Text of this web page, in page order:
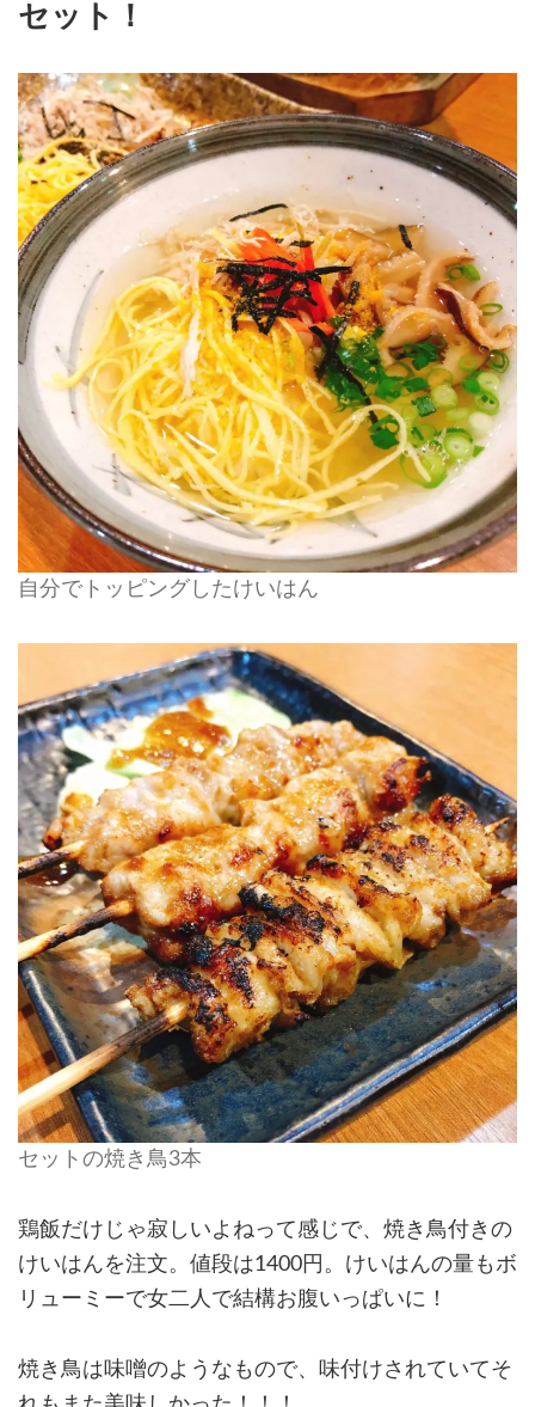
セット！
自分でトッピングしたけいはん
セットの焼き鳥3本
鶏飯だけじゃ寂しいよねって感じで、焼き鳥付きの
けいはんを注文。値段は1400円。けいはんの量もボ
リューミーで女二人で結構お腹いっぱいに！
焼き鳥は味噌のようなもので、味付けされていてそ